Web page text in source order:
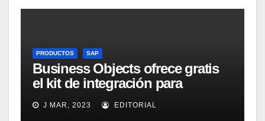
PRODUCTOS SAP
Business Objects ofrece gratis
el kit de integración para
Micrososft Office SharePoint
Server 2007
J MAR, 2023 EDITORIAL